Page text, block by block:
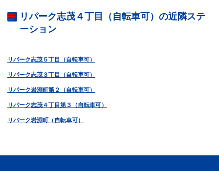
リパーク志茂４丁目（自転車可）の近隣ステ
ーション
リパーク志茂５丁目（自転車可）
リパーク志茂３丁目（自転車可）
リパーク岩淵町第２（自転車可）
リパーク志茂４丁目第３（自転車可）
リパーク岩淵町（自転車可）